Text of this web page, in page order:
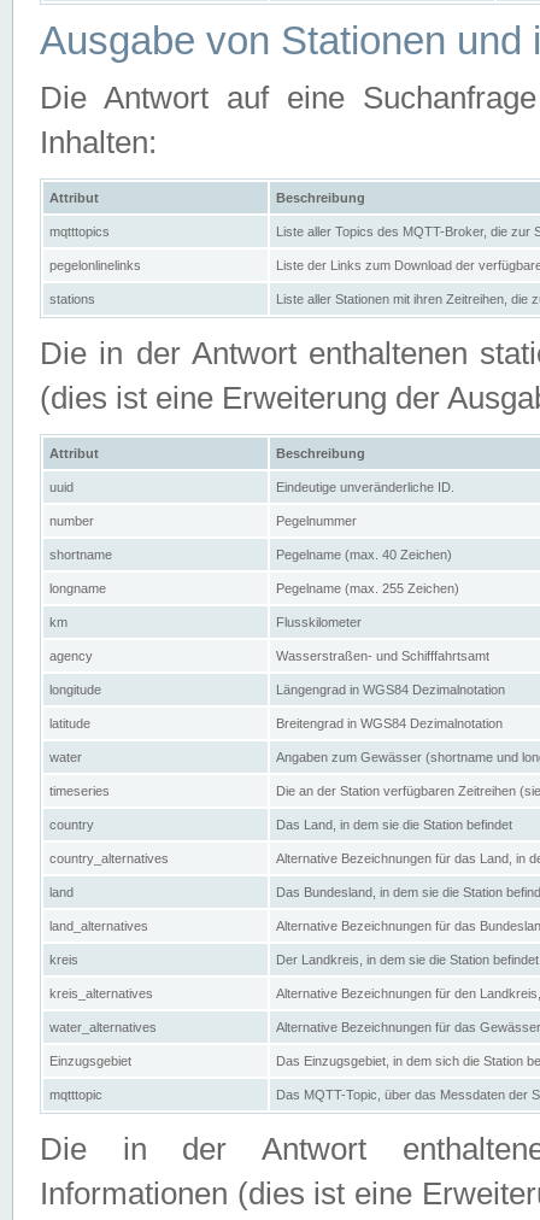
Ausgabe von Stationen und
Die Antwort auf eine
Inhalten:
Attribut Beschreibung
mqtttopics Liste aller Topics des MQTT-Broker, die zur
pegelonlinelinks Liste der Links zum Download der
stations Liste aller Stationen mit ihren Zeitreihen, die
Die in der Antwort enthaltenen
(dies ist eine Erweiterung der
Attribut Beschreibung
uuid Eindeutige unveränderliche ID.
number Pegelnummer
shortname Pegelname (max. 40 Zeichen)
longname Pegelname (max. 255 Zeichen)
km Flusskilometer
agency Wasserstraßen- und Schifffahrtsamt
longitude Längengrad in WGS84 Dezimalnotation
latitude Breitengrad in WGS84 Dezimalnotation
water Angaben zum Gewässer (shortname und
timeseries Die an der Station verfügbaren Zeitreihen
country Das Land, in dem sie die Station befindet
country_alternatives Alternative Bezeichnungen für das Land, in
land Das Bundesland, in dem sie die Station
land_alternatives Alternative Bezeichnungen für das
kreis Der Landkreis, in dem sie die Station befindet
kreis_alternatives Alternative Bezeichnungen für den
water_alternatives Alternative Bezeichnungen für das
Einzugsgebiet Das Einzugsgebiet, in dem sich die Station
mqtttopic Das MQTT-Topic, über das Messdaten der
Die in der Antwort
Informationen (dies ist eine